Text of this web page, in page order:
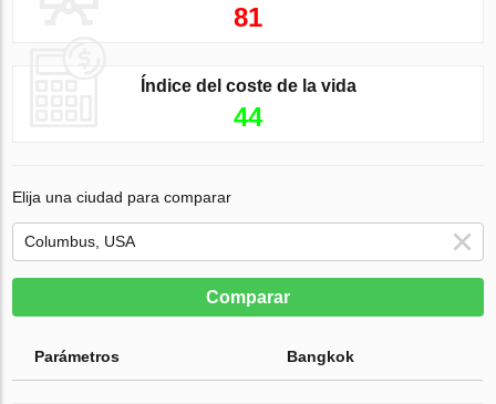
81
Índice del coste de la vida
44
Elija una ciudad para comparar
Comparar
Parámetros Bangkok